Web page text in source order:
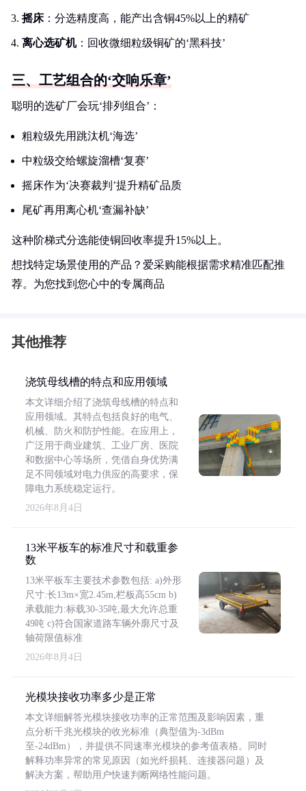
摇床：分选精度高，能产出含铜45%以上的精矿
离心选矿机：回收微细粒级铜矿的‘黑科技’
三、工艺组合的‘交响乐章’
聪明的选矿厂会玩‘排列组合’：
粗粒级先用跳汰机‘海选’
中粒级交给螺旋溜槽‘复赛’
摇床作为‘决赛裁判’提升精矿品质
尾矿再用离心机‘查漏补缺’
这种阶梯式分选能使铜回收率提升15%以上。
想找特定场景使用的产品？爱采购能根据需求精准匹配推
荐。为您找到您心中的专属商品
其他推荐
浇筑母线槽的特点和应用领域
本文详细介绍了浇筑母线槽的特点和
应用领域。其特点包括良好的电气、
机械、防火和防护性能。在应用上，
广泛用于商业建筑、工业厂房、医院
和数据中心等场所，凭借自身优势满
足不同领域对电力供应的高要求，保
障电力系统稳定运行。
2026年8月4日
13米平板车的标准尺寸和载重参
数
13米平板车主要技术参数包括: a)外形
尺寸:长13m×宽2.45m,栏板高55cm b)
承载能力:标载30-35吨,最大允许总重
49吨 c)符合国家道路车辆外廓尺寸及
轴荷限值标准
2026年8月4日
光模块接收功率多少是正常
本文详细解答光模块接收功率的正常范围及影响因素，重
点分析千兆光模块的收光标准（典型值为-3dBm
至-24dBm），并提供不同速率光模块的参考值表格。同时
解释功率异常的常见原因（如光纤损耗、连接器问题）及
解决方案，帮助用户快速判断网络性能问题。